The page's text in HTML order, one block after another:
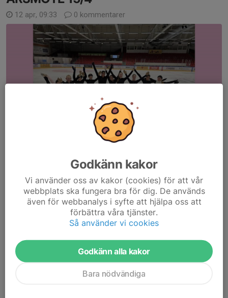
12 apr, 09:33 0 kommentarer
Här kommer en vänlig påminnelse och uppmaning att anmäla sig
och närvara vidUVKK årsmöte.
Ni är alla en viktig del av UVKK!
Vi ser fram emot en kväll tillsammans och det kommer...
VÄLKOMMEN TILL UVKK VÅRSHOW
Godkänn kakor
Vi använder oss av kakor (cookies) för att vår
webbplats ska fungera bra för dig. De används
även för webbanalys i syfte att hjälpa oss att
förbättra våra tjänster.
Så använder vi cookies
Godkänn alla kakor
Bara nödvändiga